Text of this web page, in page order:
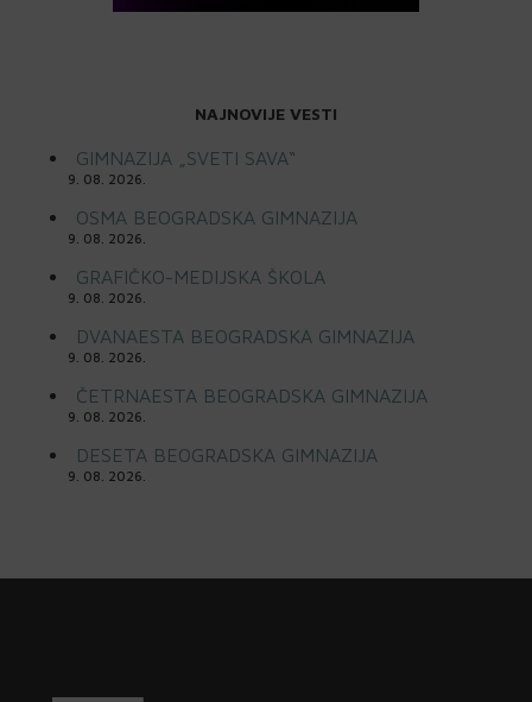
NAJNOVIJE VESTI
GIMNAZIJA „SVETI SAVA“
9. 08. 2026.
OSMA BEOGRADSKA GIMNAZIJA
9. 08. 2026.
GRAFIČKO-MEDIJSKA ŠKOLA
9. 08. 2026.
DVANAESTA BEOGRADSKA GIMNAZIJA
9. 08. 2026.
ČETRNAESTA BEOGRADSKA GIMNAZIJA
9. 08. 2026.
DESETA BEOGRADSKA GIMNAZIJA
9. 08. 2026.